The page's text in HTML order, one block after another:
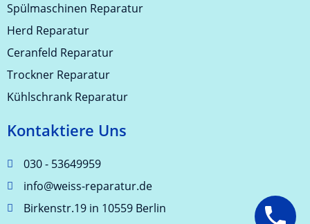
Spülmaschinen Reparatur
Herd Reparatur
Ceranfeld Reparatur
Trockner Reparatur
Kühlschrank Reparatur
Kontaktiere Uns
030 - 53649959
info@weiss-reparatur.de
Birkenstr.19 in 10559 Berlin